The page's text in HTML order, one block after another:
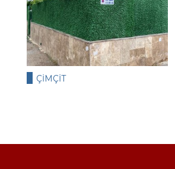
ÇIMÇIT